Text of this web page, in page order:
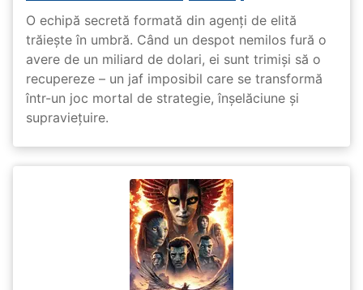
O echipă secretă formată din agenți de elită
trăiește în umbră. Când un despot nemilos fură o
avere de un miliard de dolari, ei sunt trimiși să o
recupereze – un jaf imposibil care se transformă
într-un joc mortal de strategie, înșelăciune și
supraviețuire.